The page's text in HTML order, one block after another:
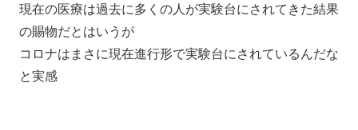
現在の医療は過去に多くの人が実験台にされてきた結果
の賜物だとはいうが
コロナはまさに現在進行形で実験台にされているんだな
と実感